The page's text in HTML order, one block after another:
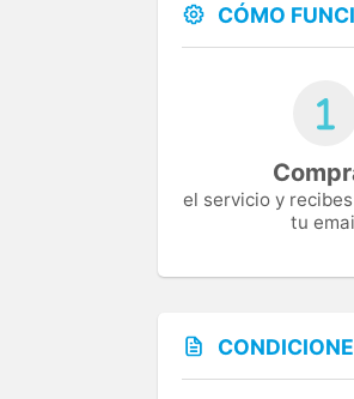
CÓMO
el servicio y
tu